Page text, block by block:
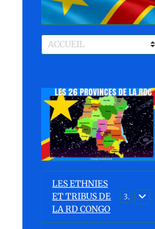
LES ETHNIES
ET TRIBUS DE
LA RD CONGO
37